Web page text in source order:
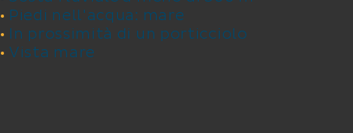
Piedi nell'acqua: mare
In prossimità di un porticciolo
Vista mare